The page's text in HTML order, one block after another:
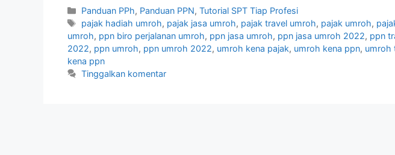
Kategori
Panduan PPh, Panduan PPN,Tutorial SPT Tiap Profesi
Tag
pajak hadiah umroh, pajak jasa umroh, pajak travel umroh, pajak umroh,
umroh, ppn biro perjalanan umroh, ppn jasa umroh, ppn jasa umroh 2022, ppn
2022, ppn umroh, ppn umroh 2022, umroh kena pajak, umroh kena ppn, umroh
kena ppn
Tinggalkan komentar